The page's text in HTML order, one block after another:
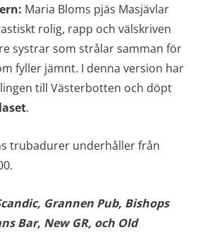
Maria Bloms pjäs Masjävlar
rolig, rapp och välskriven
systrar som strålar samman för
fyller jämnt. I denna version har
till Västerbotten och döpt
.
trubadurer underhåller från
Grannen Pub, Bishops
Bar, New GR, och Old